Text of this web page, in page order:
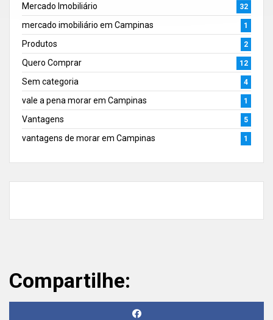
Mercado Imobiliário 32
mercado imobiliário em Campinas 1
Produtos 2
Quero Comprar 12
Sem categoria 4
vale a pena morar em Campinas 1
Vantagens 5
vantagens de morar em Campinas 1
Compartilhe: